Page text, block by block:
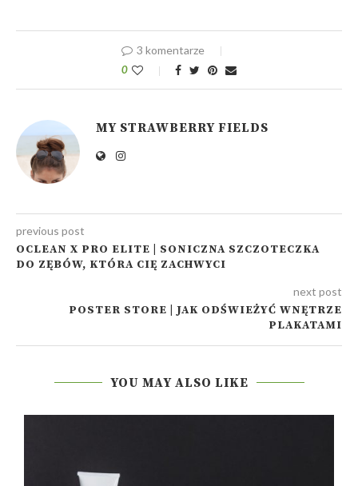
3 komentarze
0
MY STRAWBERRY FIELDS
previous post
OCLEAN X PRO ELITE | SONICZNA SZCZOTECZKA
DO ZĘBÓW, KTÓRA CIĘ ZACHWYCI
next post
POSTER STORE | JAK ODŚWIEŻYĆ WNĘTRZE
PLAKATAMI
YOU MAY ALSO LIKE